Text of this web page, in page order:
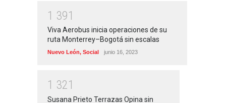
1 391
Viva Aerobus inicia operaciones de su
ruta Monterrey–Bogotá sin escalas
Nuevo León, Social junio 16, 2023
1 321
Susana Prieto Terrazas Opina sin